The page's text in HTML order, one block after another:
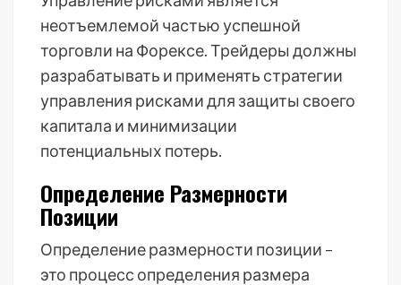
неотъемлемой частью успешной
торговли на Форексе. Трейдеры должны
разрабатывать и применять стратегии
управления рисками для защиты своего
капитала и минимизации
потенциальных потерь.
Определение Размерности
Позиции
Определение размерности позиции –
это процесс определения размера